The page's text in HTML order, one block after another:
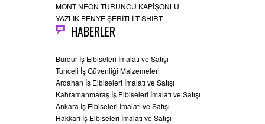
MONT NEON TURUNCU KAPİŞONLU
YAZLIK PENYE ŞERİTLİ T-SHIRT
HABERLER
Burdur İş Elbiseleri İmalatı ve Satışı
Tunceli İş Güvenliği Malzemeleri
Ardahan İş Elbiseleri İmalatı ve Satışı
Kahramanmaraş İş Elbiseleri İmalatı ve Satışı
Ankara İş Elbiseleri İmalatı ve Satışı
Hakkari İş Elbiseleri İmalatı ve Satışı